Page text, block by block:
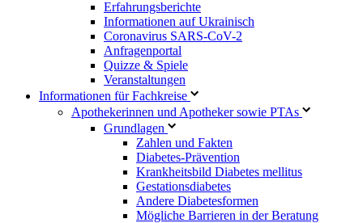
Erfahrungsberichte
Informationen auf Ukrainisch
Coronavirus SARS-CoV-2
Anfragenportal
Quizze & Spiele
Veranstaltungen
Informationen für Fachkreise
Apothekerinnen und Apotheker sowie PTAs
Grundlagen
Zahlen und Fakten
Diabetes-Prävention
Krankheitsbild Diabetes mellitus
Gestationsdiabetes
Andere Diabetesformen
Mögliche Barrieren in der Beratung